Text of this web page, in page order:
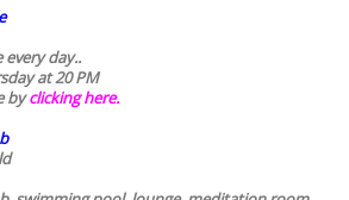
day..
at 20 PM
byclicking here.